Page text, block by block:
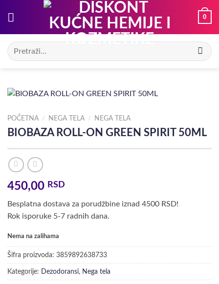
0
Pretraga
za:
POČETNA / NEGA TELA / NEGA TELA
BIOBAZA ROLL-ON GREEN SPIRIT 50ML
450,00 RSD
Besplatna dostava za porudžbine iznad 4500 RSD!
Rok isporuke 5-7 radnih dana.
Nema na zalihama
Šifra proizvoda: 3859892638733
Kategorije: Dezodoransi, Nega tela